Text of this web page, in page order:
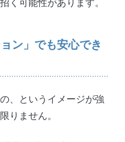
ン」でも安心でき
、というイメージが強
りません。